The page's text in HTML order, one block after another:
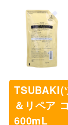
TSUBAKI(
＆リペア
600mL